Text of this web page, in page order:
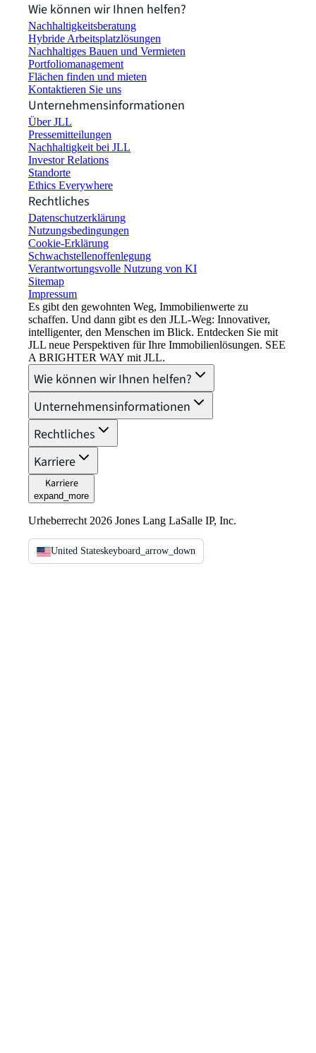
Wie können wir Ihnen helfen?
Nachhaltigkeitsberatung
Hybride Arbeitsplatzlösungen
Nachhaltiges Bauen und Vermieten
Portfoliomanagement
Flächen finden und mieten
Kontaktieren Sie uns
Unternehmensinformationen
Über JLL
Pressemitteilungen
Nachhaltigkeit bei JLL
Investor Relations
Standorte
Ethics Everywhere
Rechtliches
Datenschutzerklärung
Nutzungsbedingungen
Cookie-Erklärung
Schwachstellenoffenlegung
Verantwortungsvolle Nutzung von KI
Sitemap
Impressum​
Es gibt den gewohnten Weg, Immobilienwerte zu
schaffen. Und dann gibt es den JLL-Weg: Innovativer,
intelligenter, den Menschen im Blick. Entdecken Sie mit
JLL neue Perspektiven für Ihre Immobilienlösungen. SEE
A BRIGHTER WAY mit JLL.
Wie können wir Ihnen helfen?
Unternehmensinformationen
Rechtliches
Karriere
Karriere
expand_more
Urheberrecht 2026 Jones Lang LaSalle IP, Inc.
United Stateskeyboard_arrow_down